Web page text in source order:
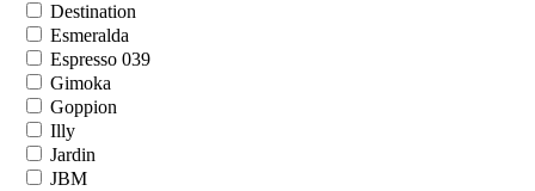
Destination
Esmeralda
Espresso 039
Gimoka
Goppion
Illy
Jardin
JBM